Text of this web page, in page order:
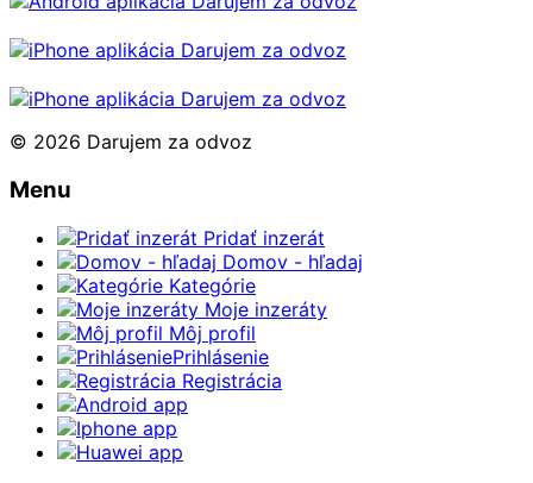
© 2026 Darujem za odvoz
Menu
Pridať inzerát
Domov - hľadaj
Kategórie
Moje inzeráty
Môj profil
Prihlásenie
Registrácia